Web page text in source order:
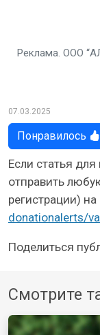
Реклама. ООО
07.03.2025
Понравилось
Если статья
отправить
регистрации)
donationalerts/
Поделиться
Смотрите